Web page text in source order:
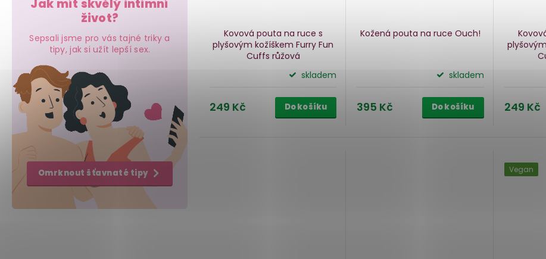
Jak mít skvělý intimní
život?
Sepsali jsme pro vás tajné triky a
tipy, jak si užít lepší sex.
Omrknout šťavnaté tipy
Kovová pouta na ruce s
plyšovým kožíškem Furry Fun
Cuffs růžová
skladem
249 Kč Do košíku
Kožená pouta na ruce Ouch!
skladem
395 Kč Do košíku 249 Kč
Vegan